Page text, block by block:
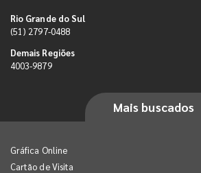
Rio Grande do Sul
(51) 2797-0488
Demais Regiões
4003-9879
Mais buscados
Gráfica Online
Cartão de Visita